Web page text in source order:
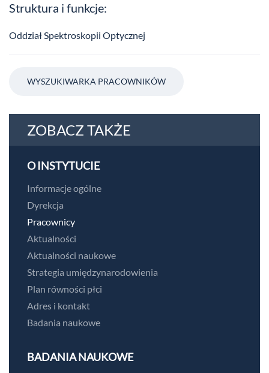
Struktura i funkcje:
Oddział Spektroskopii Optycznej
WYSZUKIWARKA PRACOWNIKÓW
ZOBACZ TAKŻE
O INSTYTUCIE
Informacje ogólne
Dyrekcja
Pracownicy
Aktualności
Aktualności naukowe
Strategia umiędzynarodowienia
Plan równości płci
Adres i kontakt
Badania naukowe
BADANIA NAUKOWE